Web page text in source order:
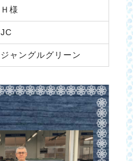
Ｈ様
JC
ジャングルグリーン